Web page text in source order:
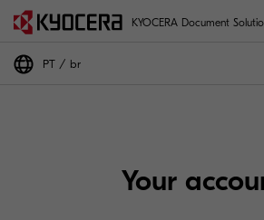
KYOCERA Document
PT br
Your